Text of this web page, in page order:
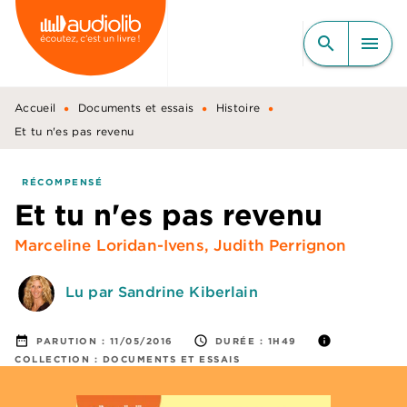
MENU RECHERCHE
CONTENU
PIED DE PAGE
search menu
Accueil • Documents et essais • Histoire •
Et tu n'es pas revenu
RÉCOMPENSÉ
Et tu n'es pas revenu
Marceline Loridan-Ivens,Judith Perrignon
Lu par Sandrine Kiberlain
date_range PARUTION : 11/05/2016 access_time DURÉE : 1H49 info
COLLECTION : DOCUMENTS ET ESSAIS